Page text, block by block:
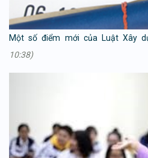
Một số điểm mới của Luật Xây
10:38)